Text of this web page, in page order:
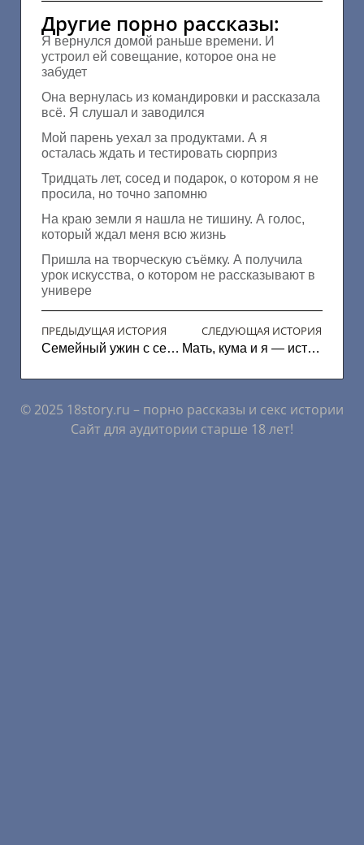
Другие порно рассказы:
Я вернулся домой раньше времени. И
устроил ей совещание, которое она не
забудет
Она вернулась из командировки и рассказала
всё. Я слушал и заводился
Мой парень уехал за продуктами. А я
осталась ждать и тестировать сюрприз
Тридцать лет, сосед и подарок, о котором я не
просила, но точно запомню
На краю земли я нашла не тишину. А голос,
который ждал меня всю жизнь
Пришла на творческую съёмку. А получила
урок искусства, о котором не рассказывают в
универе
ПРЕДЫДУЩАЯ ИСТОРИЯ
Семейный ужин с сестрой
СЛЕДУЮЩАЯ ИСТОРИЯ
Мать, кума и я — история одной ночи на даче
© 2025 18story.ru – порно рассказы и секс истории
Сайт для аудитории старше 18 лет!